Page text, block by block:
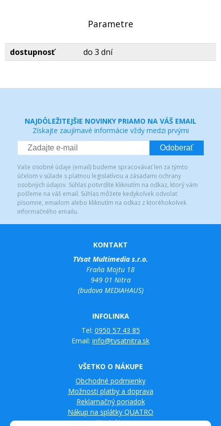
Parametre
dostupnosť do 3 dní
NAJDÔLEŽITEJŠIE NOVINKY PRIAMO NA VÁŠ EMAIL
Získajte zaujímavé informácie vždy medzi prvými
Odoberať
Vaše osobné údaje (email) budeme spracovávať len za týmto
účelom v súlade s platnou legislatívou a zásadami ochrany
osobných údajov. Súhlas potvrdíte kliknutím na odkaz, ktorý vám
pošleme na váš email. Súhlas môžete kedykoľvek odvolať
písomne, emailom alebo kliknutím na odkaz z ktoréhokoľvek
informačného emailu.
KONTAKT
TVsat Multimedia s.r.o.
Fraňa Mojtu 18
949 01 Nitra
(budova MEDIAHAUS)
INFOLINKA
Tel: 0950 57 43 85
Email: info@tvsatnitra.sk
VŠETKO O NÁKUPE
Obchodné podmienky
Možnosti platby a doprava
Reklamačný poriadok
Nákup na splátky QUATRO
Kontakty